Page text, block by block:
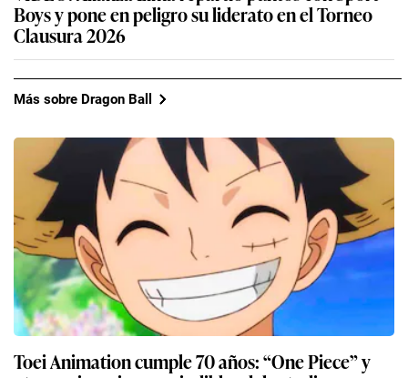
Boys y pone en peligro su liderato en el Torneo
Clausura 2026
Más sobre Dragon Ball
Toei Animation cumple 70 años: “One Piece” y